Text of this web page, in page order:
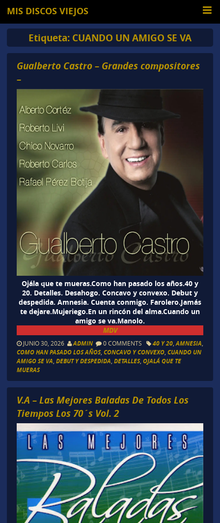
MIS DISCOS VIEJOS
Etiqueta: CUANDO UN AMIGO SE VA
Gualberto Castro – Grandes compositores
–
Ojála que te mueras.Como han pasado los años.40 y
20. Detalles. Desahogo. Concavo y convexo. Debut y
despedida. Amnesia. Cuenta conmigo. Farolero.Jamás
te dejare.Mujeriego.En un rincón del alma.Cuando un
amigo se va.Manolo.
MDV
JUNIO 30, 2026 ADMIN 0 COMMENTS 40 Y 20, AMNESIA
COMO HAN PASADO LOS AÑOS, CONCAVO Y CONVEXO, CUANDO UN
AMIGO SE VA DEBUT Y DESPEDIDA DETALLES, OJALÁ QUE TE
MUERAS
V.A – Las Mejores Baladas De Todos Los
Tiempos Los 70´s Vol. 2